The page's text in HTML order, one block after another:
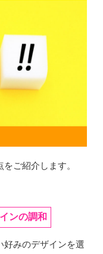
ご紹介します。
ンの調和
好みのデザインを選